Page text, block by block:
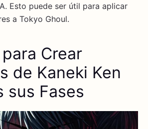
Esto puede ser útil para aplicar
a Tokyo Ghoul.
Crear
de Kaneki Ken
sus Fases